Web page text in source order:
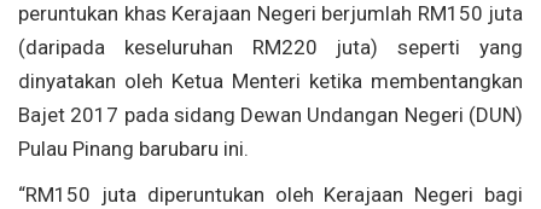
peruntukan khas Kerajaan Negeri berjumlah RM150 juta
(daripada keseluruhan RM220 juta) seperti yang
dinyatakan oleh Ketua Menteri ketika membentangkan
Bajet 2017 pada sidang Dewan Undangan Negeri (DUN)
Pulau Pinang barubaru ini.
“RM150 juta diperuntukan oleh Kerajaan Negeri bagi